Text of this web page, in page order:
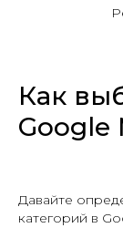
Как
Google
Давайте
категорий в